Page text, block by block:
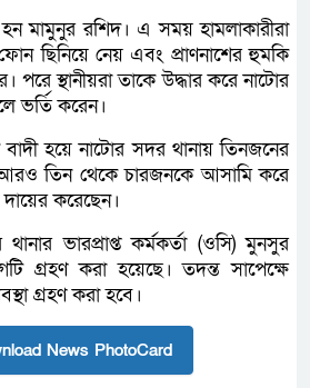
মামুনুর রশিদ। এ সময় হামলাকারীরা
ছিনিয়ে নেয় এবং প্রাণনাশের হুমকি
পরে স্থানীয়রা তাকে উদ্ধার করে নাটোর
ভর্তি করেন।
হয়ে নাটোর সদর থানায় তিনজনের
তিন থেকে চারজনকে আসামি করে
করেছেন।
ভারপ্রাপ্ত কর্মকর্তা (ওসি) মুনসুর
গ্রহণ করা হয়েছে। তদন্ত সাপেক্ষে
গ্রহণ করা হবে।
News PhotoCard